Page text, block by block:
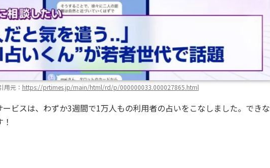
用元： https://prtimes.jp/main/html/rd/p/000000033.000027865.html
ービスは、わずか3週間で1万人もの利用者の占いをこなしました。できな